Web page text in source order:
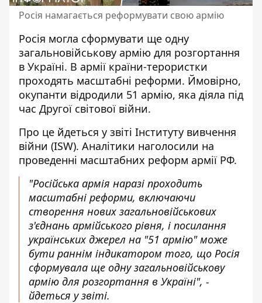
Росія намагається реформувати свою армію
Росія могла сформувати ще одну
загальновійськову армію для розгортання
в Україні. В армії країни-терористки
проходять масштабні реформи. Ймовірно,
окупанти відродили 51 армію, яка діяла під
час Другої світової війни.
Про це йдеться у звіті Інституту вивчення
війни (ISW). Аналітики наголосили на
проведенні масштабних реформ армії РФ.
"Російська армія наразі проходить
масштабні реформи, включаючи
створення нових загальновійськових
з'єднань армійського рівня, і посилання
українських джерел на "51 армію" може
бути раннім індикатором того, що Росія
сформувала ще одну загальновійськову
армію для розгортання в Україні", -
йдеться у звіті.